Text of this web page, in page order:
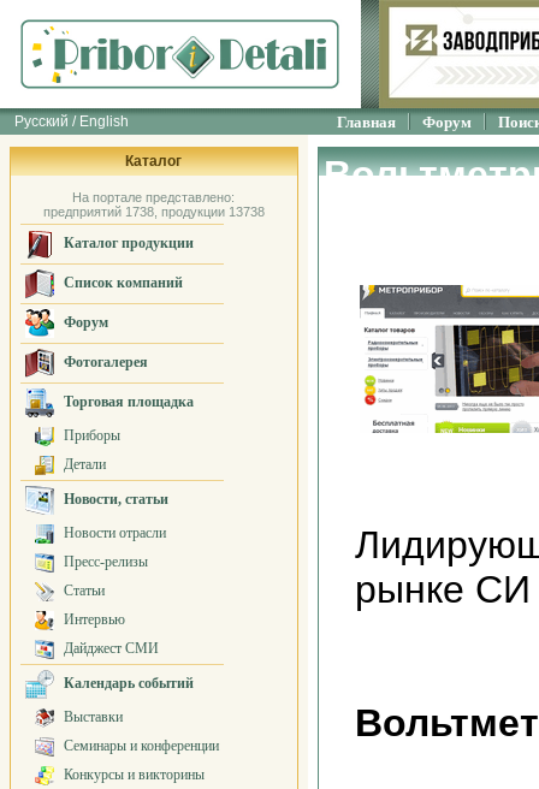
Русский / English Главная Форум
Каталог
На портале представлено:
предприятий 1738, продукции 13738
Каталог продукции
Список компаний
Форум
Фотогалерея
Торговая площадка
Приборы
Детали
Новости, статьи
Новости отрасли
Пресс-релизы
Статьи
Интервью
Дайджест СМИ
Календарь событий
Выставки
Семинары и конференции
Конкурсы и викторины
рынке СИ